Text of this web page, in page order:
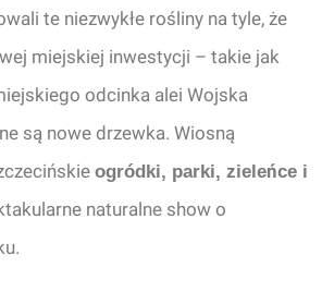
te niezwykłe rośliny na tyle, że
miejskiej inwestycji – takie jak
odcinka alei Wojska
są nowe drzewka. Wiosną
ogródki, parki, zieleńce i
naturalne show o